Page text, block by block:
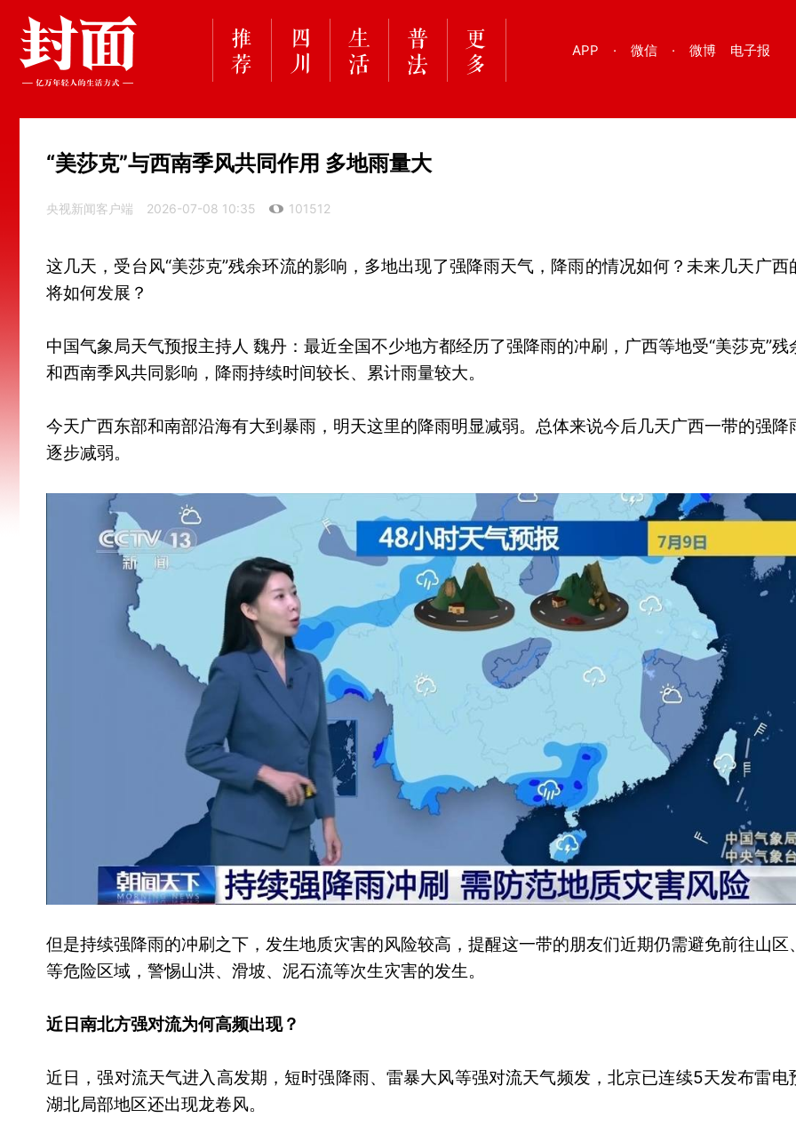
APP · 微信 · 微博 电子报
“美莎克”与西南季风共同作用 多地雨量大
央视新闻客户端 2026-07-08 10:35 101512
这几天，受台风“美莎克”残余环流的影响，多地出现了强降雨天气，降雨的情况如何？未来几天广西
将如何发展？
中国气象局天气预报主持人 魏丹：最近全国不少地方都经历了强降雨的冲刷，广西等地受“美莎克”残
和西南季风共同影响，降雨持续时间较长、累计雨量较大。
今天广西东部和南部沿海有大到暴雨，明天这里的降雨明显减弱。总体来说今后几天广西一带的强降
逐步减弱。
但是持续强降雨的冲刷之下，发生地质灾害的风险较高，提醒这一带的朋友们近期仍需避免前往山区
等危险区域，警惕山洪、滑坡、泥石流等次生灾害的发生。
近日南北方强对流为何高频出现？
近日，强对流天气进入高发期，短时强降雨、雷暴大风等强对流天气频发，北京已连续5天发布雷电
湖北局部地区还出现龙卷风。